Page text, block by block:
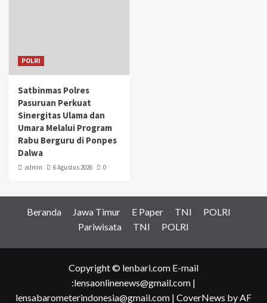
POLRI
Satbinmas Polres
Pasuruan Perkuat
Sinergitas Ulama dan
Umara Melalui Program
Rabu Berguru di Ponpes
Dalwa
admin 6 Agustus 2026 0
Beranda Jawa Timur E Paper TNI
POLRI
Pariwisata
TNI POLRI
Copyright © lenbari.com E-mail
:lensaonlinenews@gmail.com |
lensabarometerindonesia@gmail.com | CoverNews by AF